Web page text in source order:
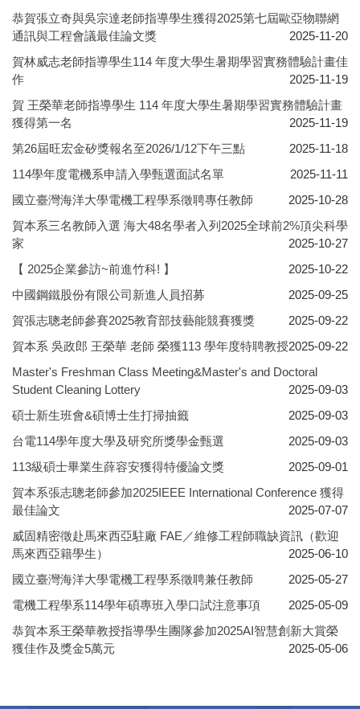
恭賀張立奇與吳宗達老師指導學生獲得2025第七屆歐亞物聯網
通訊與工程會議最佳論文獎
2025-11-20
賀林威志老師指導學生114 年度大學生暑期學習實務體驗計畫佳
作
2025-11-19
賀 王榮華老師指導學生 114 年度大學生暑期學習實務體驗計畫
獲得第一名
2025-11-19
第26屆旺宏金矽獎報名至2026/1/12下午三點
2025-11-18
114學年度電機系申請入學甄選面試名單
2025-11-11
國立臺灣海洋大學電機工程學系徵聘專任教師
2025-10-28
賀本系三名教師入選 海大48名學者入列2025全球前2%頂尖科學
家
2025-10-27
【 2025企業參訪~前進竹科! 】
2025-10-22
中國鋼鐵股份有限公司新進人員招募
2025-09-25
賀張志聰老師參賽2025教育部技藝能競賽獲獎
2025-09-22
賀本系 吳政郎 王榮華 老師 榮獲113 學年度特聘教授2025-09-22
Master's Freshman Class Meeting&Master's and Doctoral
Student Cleaning Lottery
2025-09-03
碩士新生班會&碩博士生打掃抽籤
2025-09-03
台電114學年度大學及研究所獎學金甄選
2025-09-03
113級碩士畢業生薛容安獲得特優論文獎
2025-09-01
賀本系張志聰老師參加2025IEEE International Conference 獲得
最佳論文
2025-07-07
威固精密徵赴馬來西亞駐廠 FAE／維修工程師職缺資訊（歡迎
馬來西亞籍學生）
2025-06-10
國立臺灣海洋大學電機工程學系徵聘兼任教師
2025-05-27
電機工程學系114學年碩專班入學口試注意事項
2025-05-09
恭賀本系王榮華教授指導學生團隊參加2025AI智慧創新大賞榮
獲佳作及獎金5萬元
2025-05-06